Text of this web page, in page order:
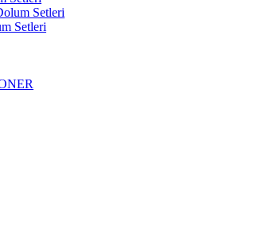
Setleri
Setleri